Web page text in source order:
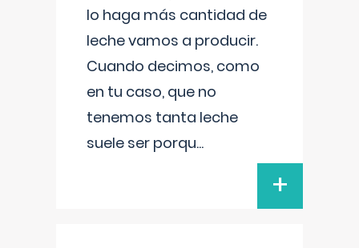
lo haga más cantidad de
leche vamos a producir.
Cuando decimos, como
en tu caso, que no
tenemos tanta leche
suele ser porqu...
+